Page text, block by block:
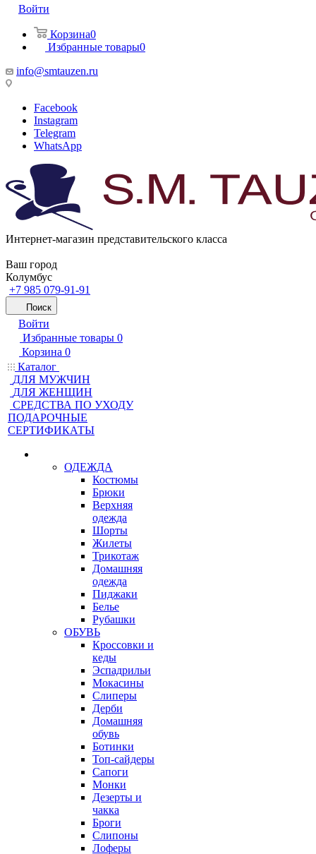
Войти
Корзина0
Избранные товары0
info@smtauzen.ru
Facebook
Instagram
Telegram
WhatsApp
Интернет-магазин представительского класса
Ваш город
Колумбус
+7 985 079-91-91
Поиск
Войти
Избранные товары 0
Корзина 0
Каталог
ДЛЯ МУЖЧИН
ДЛЯ ЖЕНЩИН
CРЕДСТВА ПО УХОДУ
ПОДАРОЧНЫЕ
СЕРТИФИКАТЫ
ОДЕЖДА
Костюмы
Брюки
Верхняя
одежда
Шорты
Жилеты
Трикотаж
Домашняя
одежда
Пиджаки
Белье
Рубашки
ОБУВЬ
Кроссовки и
кеды
Эспадрильи
Мокасины
Слиперы
Дерби
Домашняя
обувь
Ботинки
Топ-сайдеры
Сапоги
Монки
Дезерты и
чакка
Броги
Слипоны
Лоферы